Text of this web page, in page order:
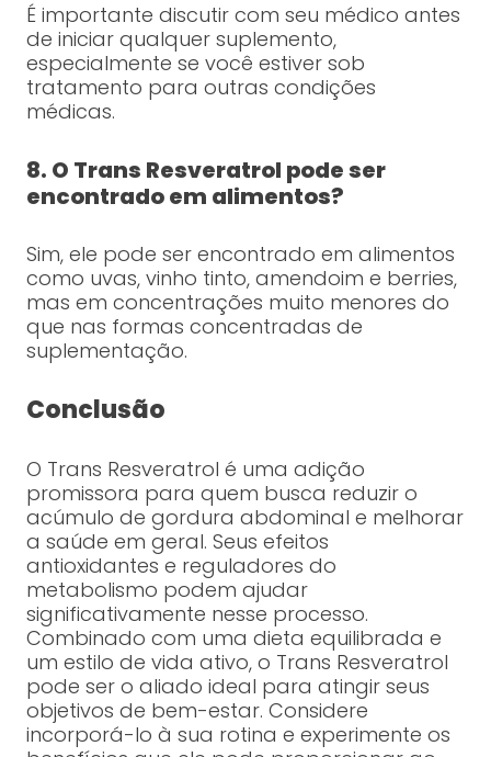
É importante discutir com seu médico antes
de iniciar qualquer suplemento,
especialmente se você estiver sob
tratamento para outras condições
médicas.
8. O Trans Resveratrol pode ser
encontrado em alimentos?
Sim, ele pode ser encontrado em alimentos
como uvas, vinho tinto, amendoim e berries,
mas em concentrações muito menores do
que nas formas concentradas de
suplementação.
Conclusão
O Trans Resveratrol é uma adição
promissora para quem busca reduzir o
acúmulo de gordura abdominal e melhorar
a saúde em geral. Seus efeitos
antioxidantes e reguladores do
metabolismo podem ajudar
significativamente nesse processo.
Combinado com uma dieta equilibrada e
um estilo de vida ativo, o Trans Resveratrol
pode ser o aliado ideal para atingir seus
objetivos de bem-estar. Considere
incorporá-lo à sua rotina e experimente os